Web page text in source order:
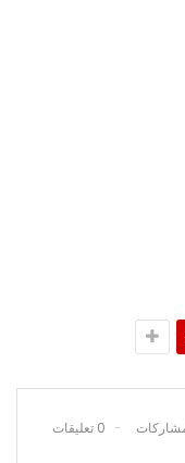
0 تعليقات